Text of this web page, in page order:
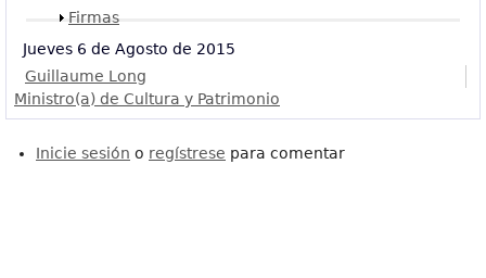
Mostrar
Firmas
Jueves 6 de Agosto de 2015
Guillaume Long
Ministro(a) de Cultura y Patrimonio
Inicie sesión o regístrese para comentar